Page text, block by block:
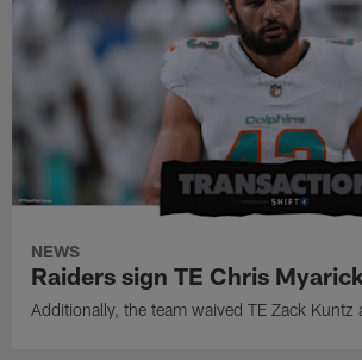
NEWS
Raiders sign TE Chris Myarick
Additionally, the team waived TE Zack Kuntz